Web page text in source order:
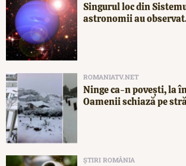
Singurul loc din
astronomii au
ROMANIATV.NET
Ninge ca-n povești, la
Oamenii schiază pe
ȘTIRI ROMÂNIA